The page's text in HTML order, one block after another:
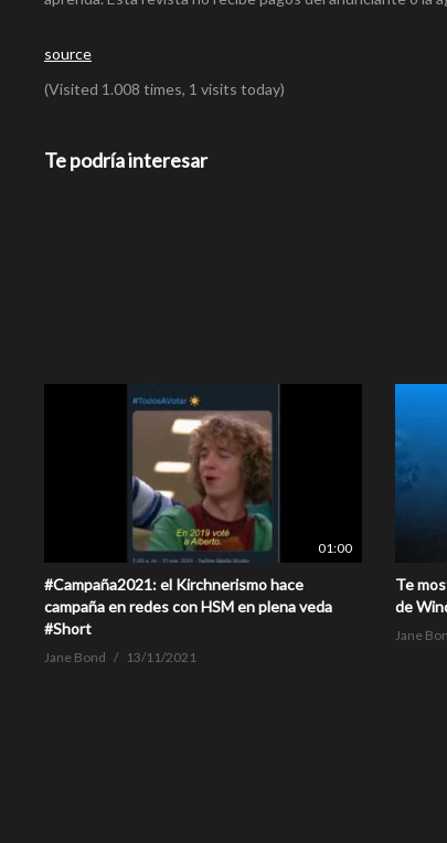
source
(Visited 1.008 times, 1 visits today)
Te podría interesar
01:00
#Campaña2021: el Kirchnerismo hace
campaña en redes con HSM en plena veda
#Short
Jane Bond 13/11/2021
Te
de
Jane